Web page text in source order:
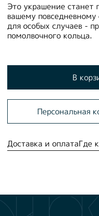
Это украшение станет
вашему
для особых случаев -
помолвочного кольца.
В
Персональная
Доставка и оплатаГде